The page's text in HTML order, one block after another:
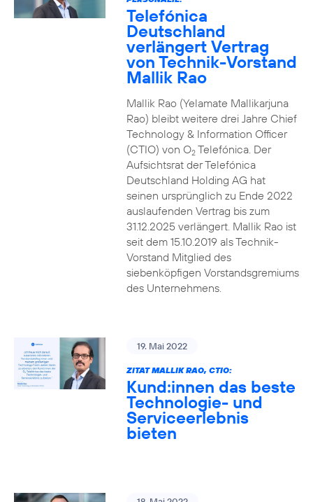
Telefónica
Deutschland
verlängert Vertrag
von Technik-Vorstand
Mallik Rao
Mallik Rao (Yelamate Mallikarjuna
Rao) bleibt weitere drei Jahre Chief
Technology & Information Officer
(CTIO) von O2Telefónica. Der
Aufsichtsrat der Telefónica
Deutschland Holding AG hat
seinen ursprünglich zu Ende 2022
auslaufenden Vertrag bis zum
31.12.2025 verlängert. Mallik Rao ist
seit dem 15.10.2019 als Technik-
Vorstand Mitglied des
siebenköpfigen Vorstandsgremiums
des Unternehmens.
19. Mai 2022
ZITAT MALLIK RAO, CTIO:
Kund:innen das beste
Technologie- und
Serviceerlebnis
bieten